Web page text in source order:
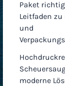
Paket
Leitfaden
und
moderne